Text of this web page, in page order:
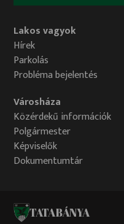
Lakos vagyok
Hírek
Parkolás
Probléma bejelentés
Városháza
Közérdekű információk
Polgármester
Képviselők
Dokumentumtár
TATABÁNYA